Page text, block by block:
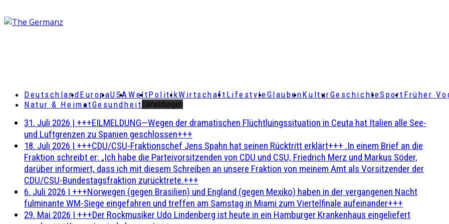
DeutschlandEuropaUSAWeltPolitikWirtschaft LifestyleGlaubenKulturGeschichteSport Früher
Natur & HeimatGesundheit Eilmeldungen
31. Juli 2026 | +++EILMELDUNG—Wegen der dramatischen Flüchtluingssituation in Ceuta hat Italien alle See-
und Luftgrenzen zu Spanien geschlossen+++
18. Juli 2026 | +++CDU/CSU-Fraktionschef Jens Spahn hat seinen Rücktritt erklärt+++ .In einem Brief an die
Fraktion schreibt er: „Ich habe die Parteivorsitzenden von CDU und CSU, Friedrich Merz und Markus Söder,
darüber informiert, dass ich mit diesem Schreiben an unsere Fraktion von meinem Amt als Vorsitzender der
CDU/CSU-Bundestagsfraktion zurücktrete.+++
6. Juli 2026 | +++Norwegen (gegen Brasilien) und England (gegen Mexiko) haben in der vergangenen Nacht
fulminante WM-Siege eingefahren und treffen am Samstag in Miami zum Viertelfinale aufeinander+++
29. Mai 2026 | +++Der Rockmusiker Udo Lindenberg ist heute in ein Hamburger Krankenhaus eingeliefert